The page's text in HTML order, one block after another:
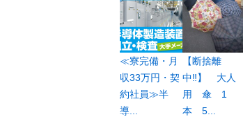
≪寮完備・月
収33万円・契
約社員≫半
導...
【断捨離
中‼️】 大人
用 傘 1
本 5...